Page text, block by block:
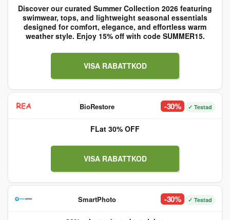
Discover our curated Summer Collection 2026 featuring
swimwear, tops, and lightweight seasonal essentials
designed for comfort, elegance, and effortless warm
weather style. Enjoy 15% off with code SUMMER15.
VISA RABATTKOD
BioRestore -30% ✓ Testad
FLat 30% OFF
VISA RABATTKOD
SmartPhoto -30% ✓ Testad